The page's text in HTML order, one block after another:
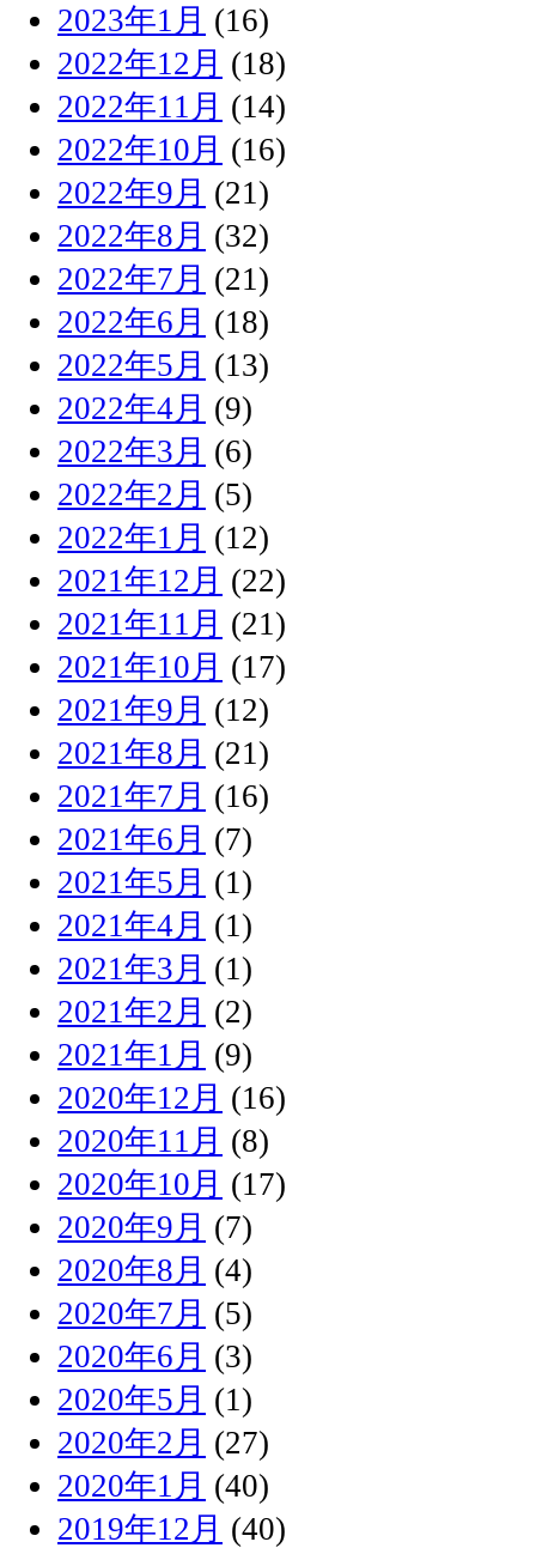
2023年1月 (16)
2022年12月 (18)
2022年11月 (14)
2022年10月 (16)
2022年9月 (21)
2022年8月 (32)
2022年7月 (21)
2022年6月 (18)
2022年5月 (13)
2022年4月 (9)
2022年3月 (6)
2022年2月 (5)
2022年1月 (12)
2021年12月 (22)
2021年11月 (21)
2021年10月 (17)
2021年9月 (12)
2021年8月 (21)
2021年7月 (16)
2021年6月 (7)
2021年5月 (1)
2021年4月 (1)
2021年3月 (1)
2021年2月 (2)
2021年1月 (9)
2020年12月 (16)
2020年11月 (8)
2020年10月 (17)
2020年9月 (7)
2020年8月 (4)
2020年7月 (5)
2020年6月 (3)
2020年5月 (1)
2020年2月 (27)
2020年1月 (40)
2019年12月 (40)